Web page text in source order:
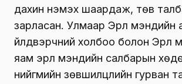
дахин нэмэх шаардаж, төв
зарласан. Улмаар Эрүүл
үйлдвэрчний холбоо болон Эрүүл
яам эрүүл мэндийн салбарын
нийгмийн зөвшилцлийн гурван